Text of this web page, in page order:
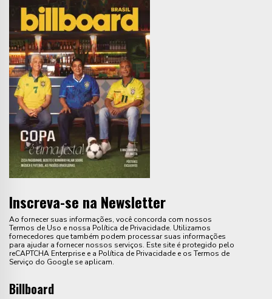
Inscreva-se na Newsletter
Ao fornecer suas informações, você concorda com nossos
Termos de Uso e nossa Política de Privacidade. Utilizamos
fornecedores que também podem processar suas informações
para ajudar a fornecer nossos serviços. Este site é protegido pelo
reCAPTCHA Enterprise e a Política de Privacidade e os Termos de
Serviço do Google se aplicam.
Billboard